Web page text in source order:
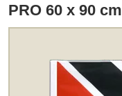
PRO 60 x 90 cm